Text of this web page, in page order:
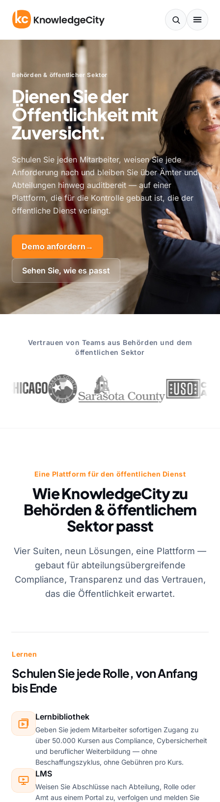
Behörden & öffentlicher Sektor
Dienen Sie der
Öffentlichkeit mit
Zuversicht.
Schulen Sie jeden Mitarbeiter, weisen Sie jede
Anforderung nach und bleiben Sie über Ämter und
Abteilungen hinweg auditbereit — auf einer
Plattform, die für die Kontrolle gebaut ist, die der
öffentliche Dienst verlangt.
Demo anfordern →
Sehen Sie, wie es passt
Vertrauen von Teams aus Behörden und dem
öffentlichen Sektor
Eine Plattform für den öffentlichen Dienst
Wie KnowledgeCity zu
Behörden & öffentlichem
Sektor passt
Vier Suiten, neun Lösungen, eine Plattform —
gebaut für abteilungsübergreifende
Compliance, Transparenz und das Vertrauen,
das die Öffentlichkeit erwartet.
Lernen
Schulen Sie jede Rolle, von Anfang
bis Ende
Lernbibliothek
Geben Sie jedem Mitarbeiter sofortigen Zugang zu
über 50.000 Kursen aus Compliance, Cybersicherheit
und beruflicher Weiterbildung — ohne
Beschaffungszyklus, ohne Gebühren pro Kurs.
LMS
Weisen Sie Abschlüsse nach Abteilung, Rolle oder
Amt aus einem Portal zu, verfolgen und melden Sie